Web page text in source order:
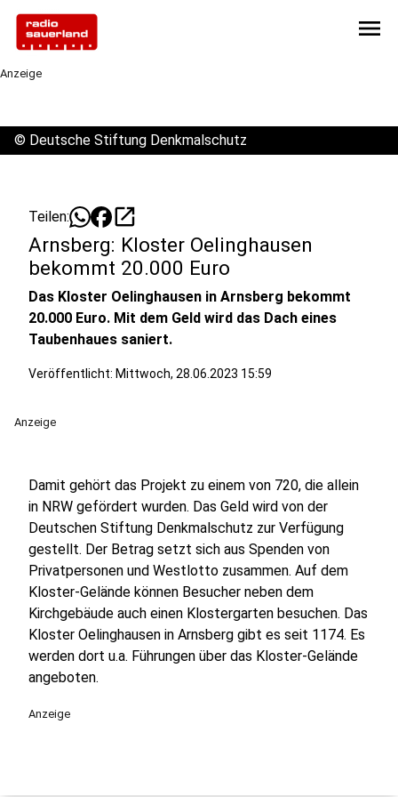
menu
Anzeige
© Deutsche Stiftung Denkmalschutz
Teilen: open_in_new
Arnsberg: Kloster Oelinghausen
bekommt 20.000 Euro
Das Kloster Oelinghausen in Arnsberg bekommt
20.000 Euro. Mit dem Geld wird das Dach eines
Taubenhaues saniert.
Veröffentlicht: Mittwoch, 28.06.2023 15:59
Anzeige
Damit gehört das Projekt zu einem von 720, die allein
in NRW gefördert wurden. Das Geld wird von der
Deutschen Stiftung Denkmalschutz zur Verfügung
gestellt. Der Betrag setzt sich aus Spenden von
Privatpersonen und Westlotto zusammen. Auf dem
Kloster-Gelände können Besucher neben dem
Kirchgebäude auch einen Klostergarten besuchen. Das
Kloster Oelinghausen in Arnsberg gibt es seit 1174. Es
werden dort u.a. Führungen über das Kloster-Gelände
angeboten.
Anzeige